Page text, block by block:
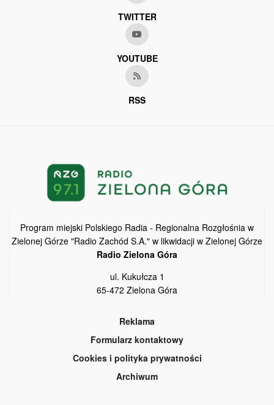
TWITTER
YOUTUBE
RSS
Program miejski Polskiego Radia - Regionalna Rozgłośnia w
Zielonej Górze "Radio Zachód S.A." w likwidacji w Zielonej Górze
Radio Zielona Góra
ul. Kukułcza 1
65-472 Zielona Góra
Reklama
Formularz kontaktowy
Cookies i polityka prywatności
Archiwum